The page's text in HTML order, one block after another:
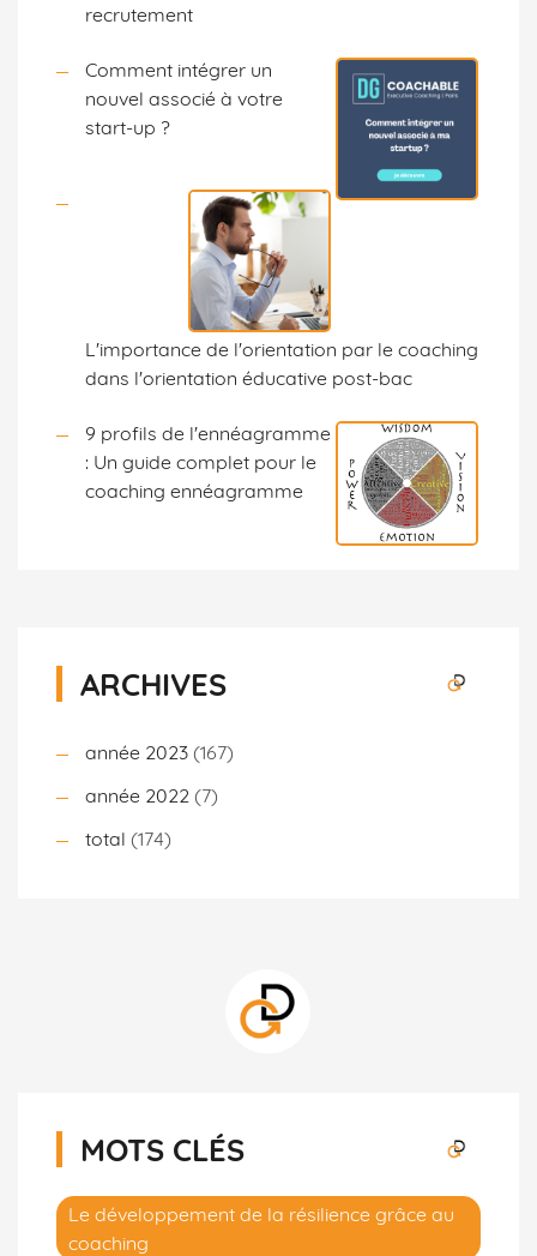
recrutement
Comment intégrer un
nouvel associé à votre
start-up ?
L'importance de l'orientation par le coaching
dans l'orientation éducative post-bac
9 profils de l'ennéagramme
: Un guide complet pour le
coaching ennéagramme
ARCHIVES
année 2023 (167)
année 2022 (7)
total (174)
MOTS CLÉS
Le développement de la résilience grâce au
coaching